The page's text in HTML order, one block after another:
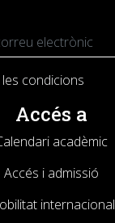
condicions
Accés a
acadèmic
Accés i admissió
internacional